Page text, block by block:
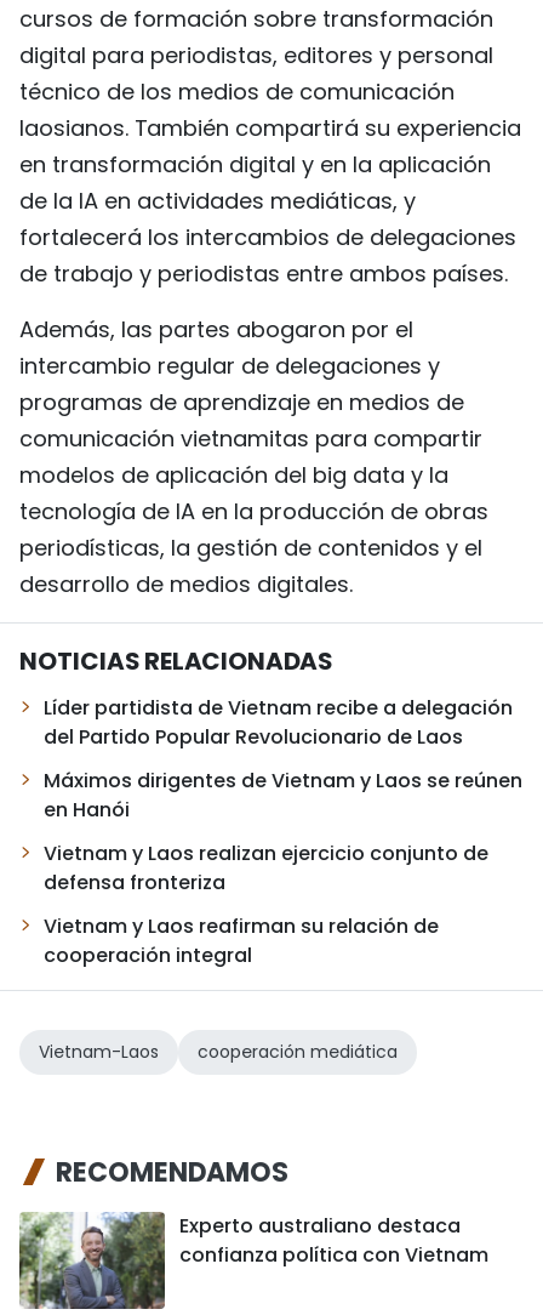
cursos de formación sobre transformación
digital para periodistas, editores y personal
técnico de los medios de comunicación
laosianos. También compartirá su experiencia
en transformación digital y en la aplicación
de la IA en actividades mediáticas, y
fortalecerá los intercambios de delegaciones
de trabajo y periodistas entre ambos países.
Además, las partes abogaron por el
intercambio regular de delegaciones y
programas de aprendizaje en medios de
comunicación vietnamitas para compartir
modelos de aplicación del big data y la
tecnología de IA en la producción de obras
periodísticas, la gestión de contenidos y el
desarrollo de medios digitales.
NOTICIAS RELACIONADAS
Líder partidista de Vietnam recibe a delegación
del Partido Popular Revolucionario de Laos
Máximos dirigentes de Vietnam y Laos se reúnen
en Hanói
Vietnam y Laos realizan ejercicio conjunto de
defensa fronteriza
Vietnam y Laos reafirman su relación de
cooperación integral
Vietnam-Laos cooperación mediática
RECOMENDAMOS
Experto australiano destaca
confianza política con Vietnam